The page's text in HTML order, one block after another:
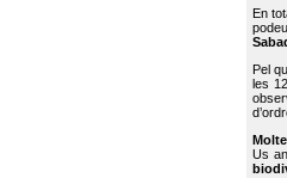
En
Pel
les
Us